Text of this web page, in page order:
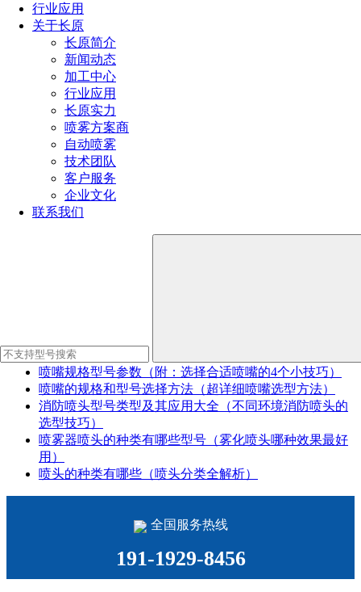
行业应用
关于长原
长原简介
新闻动态
加工中心
行业应用
长原实力
喷雾方案商
自动喷雾
技术团队
客户服务
企业文化
联系我们
够长时间稳定运行，降低维护成本。
超声波雾化喷头在粉尘灰尘控制方面展现出了显著的优势
和应用前景。随着环保意识的提高和粉尘灰尘控制需求的增
加，超声波雾化喷头将在更多领域得到广泛应用。未来，随着
技术的不断进步和创新，我们期待超声波雾化喷头在粉尘灰尘
控制方面能够发挥更大的作用，为人们的生产和生活创造更加
清洁、健康的环境。
点击免费获取选型方案报价
如您对长原产品有采购或者其他任何需求及疑问，请来电
191-1929-8456（微信同号）
喷嘴规格型号参数（附：选择合适喷嘴的4个小技巧）
喷嘴的规格和型号选择方法（超详细喷嘴选型方法）
消防喷头型号类型及其应用大全（不同环境消防喷头的
选型技巧）
喷雾器喷头的种类有哪些型号（雾化喷头哪种效果最好
用）
喷头的种类有哪些（喷头分类全解析）
全国服务热线
191-1929-8456